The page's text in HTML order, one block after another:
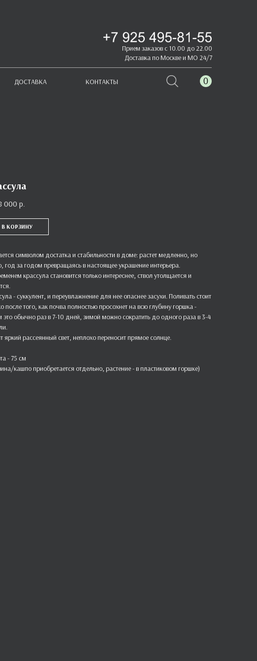
ДОСТАВКА КОНТАКТЫ 0
Доставка по Москве и МО 24/7
Прием заказов с 10.00 до 22.00
000 р.
В КОРЗИНУ
символом достатка и стабильности в доме: растет медленно, но
год за годом превращаясь в настоящее украшение интерьера.
крассула становится только интереснее, ствол утолщается и
- суккулент, и переувлажнение для нее опаснее засухи. Поливать стоит
после того, как почва полностью просохнет на всю глубину горшка -
это обычно раз в 7-10 дней, зимой можно сократить до одного раза в 3-4
яркий рассеянный свет, неплохо переносит прямое солнце.
- 75 см
кашпо приобретается отдельно, растение - в пластиковом горшке)